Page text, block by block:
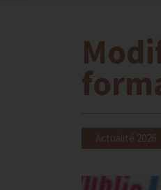
Actualité 2026